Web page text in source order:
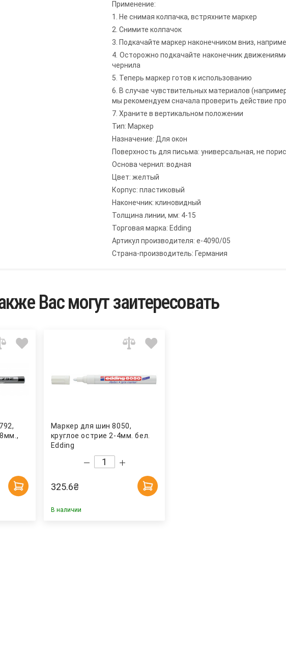
Применение:
1. Не снимая колпачка, встряхните маркер
2. Снимите колпачок
3. Подкачайте маркер наконечником вниз,
4. Осторожно подкачайте наконечник
чернила
5. Теперь маркер готов к использованию
6. В случае чувствительных материалов
мы рекомендуем сначала проверить действие
7. Храните в вертикальном положении
Тип: Маркер
Назначение: Для окон
Поверхность для письма: универсальная, не
Основа чернил: водная
Цвет: желтый
Корпус: пластиковый
Наконечник: клиновидный
Толщина линии, мм: 4-15
Торговая марка: Edding
Артикул производителя: e-4090/05
Страна-производитель: Германия
Вас могут заитересовать
Маркер для шин 8050,
круглое острие 2-4мм. бел.
Edding
325.6₴
В наличии